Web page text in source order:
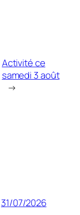
Activité ce
samedi 3 août
→
31/07/2026